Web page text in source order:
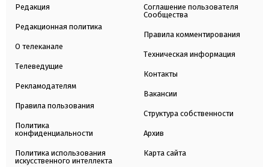
Редакция
Редакционная политика
О телеканале
Телеведущие
Рекламодателям
Правила пользования
Политика
конфиденциальности
Политика использования
искусственного интеллекта
Соглашение пользователя
Сообщества
Правила комментирования
Техническая информация
Контакты
Вакансии
Структура собственности
Архив
Карта сайта